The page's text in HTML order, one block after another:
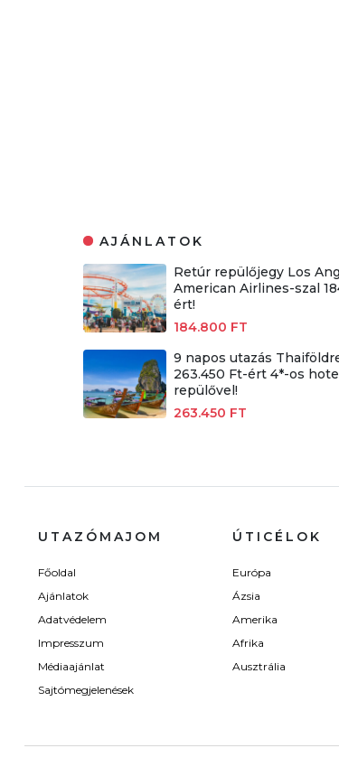
AJÁNLATOK
Retúr repülőjegy Los
American Airlines-szal
ért!
184.800 FT
9 napos utazás
263.450 Ft-ért 4*-os
repülővel!
263.450 FT
UTAZÓMAJOM
Főoldal
Ajánlatok
Adatvédelem
Impresszum
Médiaajánlat
Sajtómegjelenések
ÚTICÉLOK
Európa
Ázsia
Amerika
Afrika
Ausztrália